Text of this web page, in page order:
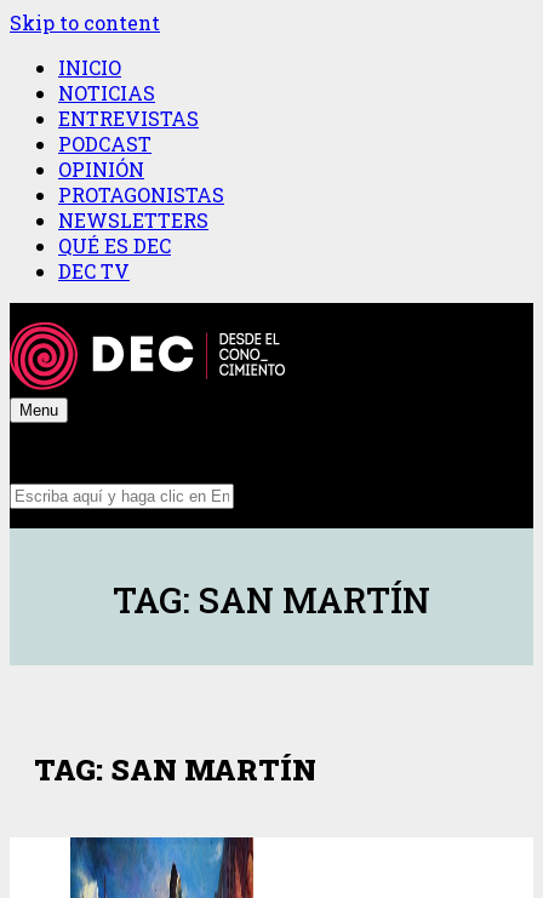
Skip to content
INICIO
NOTICIAS
ENTREVISTAS
PODCAST
OPINIÓN
PROTAGONISTAS
NEWSLETTERS
QUÉ ES DEC
DEC TV
Menu
TAG: SAN MARTÍN
TAG: SAN MARTÍN